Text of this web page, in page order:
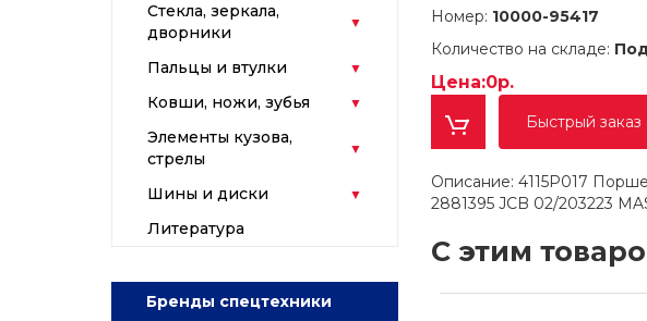
Стекла, зеркала,
дворники
Пальцы и втулки
Ковши, ножи, зубья
Элементы кузова,
стрелы
Шины и диски
Литература
Бренды спецтехники
Номер: 10000-95417
Количество на складе:
Цена:0р.
Быстрый заказ
Описание: 4115P017
2881395 JCB 02/203223
С этим